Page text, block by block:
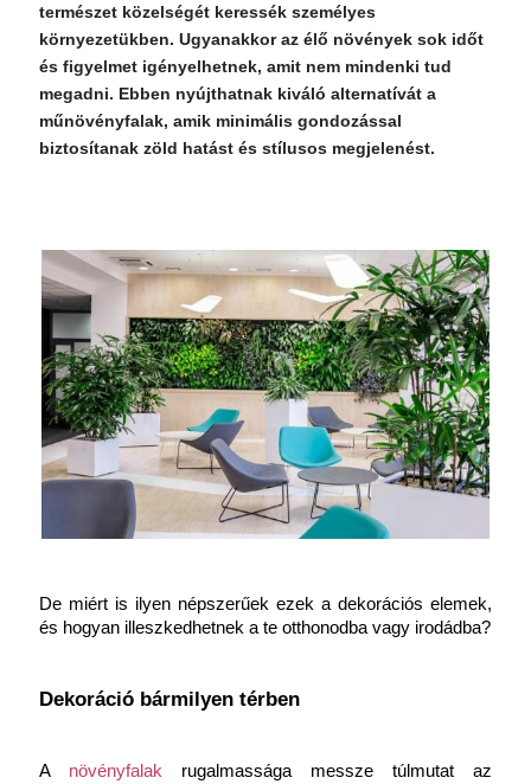
természet közelségét keressék személyes
környezetükben. Ugyanakkor az élő növények sok időt
és figyelmet igényelhetnek, amit nem mindenki tud
megadni. Ebben nyújthatnak kiváló alternatívát a
műnövényfalak, amik minimális gondozással
biztosítanak zöld hatást és stílusos megjelenést.
De miért is ilyen népszerűek ezek a dekorációs elemek,
és hogyan illeszkedhetnek a te otthonodba vagy irodádba?
Dekoráció bármilyen térben
A növényfalak rugalmassága messze túlmutat az